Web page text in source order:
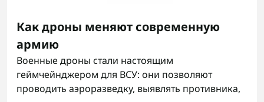
Как дроны меняют современную
армию
Военные дроны стали настоящим
геймчейнджером для ВСУ: они позволяют
проводить аэроразведку, выявлять противника,